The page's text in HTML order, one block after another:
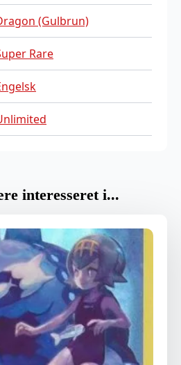
(Gulbrun)
Rare
interesseret i...